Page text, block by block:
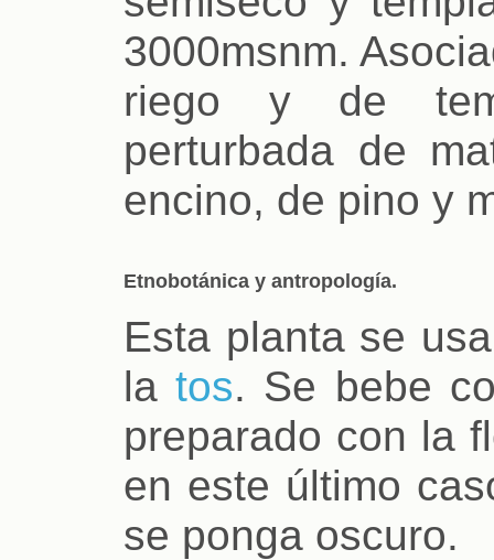
3000msnm.
riego y de
perturbada de
encino, de pino y
Etnobotánica y antropología.
Esta planta se
latos. Se bebe
preparado con la
en este último
se ponga oscuro.